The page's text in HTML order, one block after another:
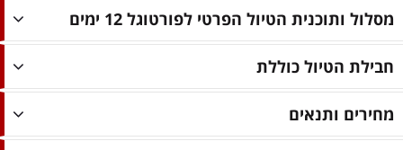
מסלול ותוכנית הטיול הפרטי לפורטוגל 12 ימים
חבילת הטיול כוללת
מחירים ותנאים